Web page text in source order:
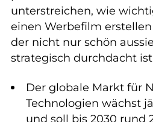
unterstreichen, wie
einen Werbefilm
der nicht nur schön
strategisch durchdacht
Der globale Markt für
Technologien wächst
und soll bis 2030 rund